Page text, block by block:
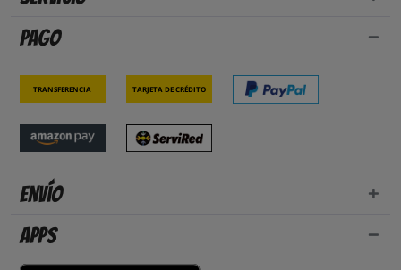
Pago
Transferencia Tarjeta de crédito
Envío
Apps